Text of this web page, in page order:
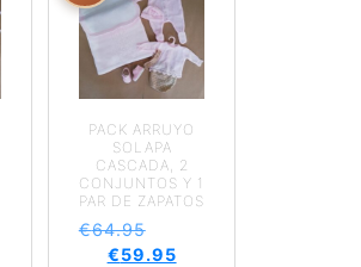
PACK ARRUYO
SOLAPA
CASCADA, 2
CONJUNTOS Y 1
PAR DE ZAPATOS
€64.95
€59.95